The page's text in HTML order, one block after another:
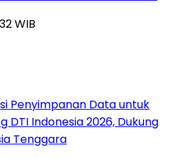
WIB
Penyimpanan Data untuk
DTI Indonesia 2026, Dukung
Tenggara